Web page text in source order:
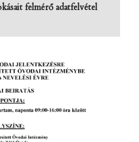
felmérő adatfelvétel